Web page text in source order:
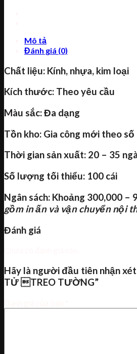
Mô tả
Đánh giá (0)
Chất liệu: Kính, nhựa, kim loại
Kích thước: Theo yêu cầu
Màu sắc: Đa dạng
Tồn kho: Gia công mới theo
Thời gian sản xuất: 20 – 35
Số lượng tối thiểu: 100 cái
Ngân sách: Khoảng 300,000 –
gồm in ấn và vận chuyển nội
Đánh giá
Hãy là người đầu tiên nhận
TỬ TREO TƯỜNG”